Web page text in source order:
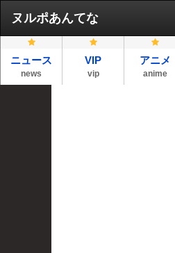
ヌルポあんてな
ニュース
news
VIP
vip
アニメ
anime